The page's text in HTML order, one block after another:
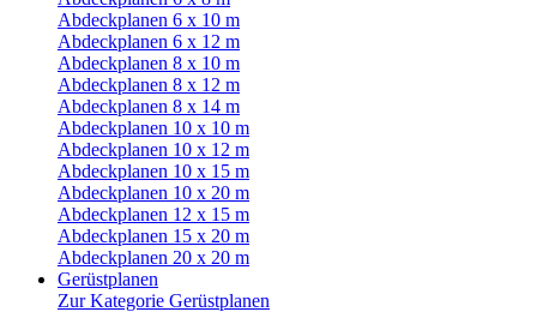
Abdeckplanen 6 x 10 m
Abdeckplanen 6 x 12 m
Abdeckplanen 8 x 10 m
Abdeckplanen 8 x 12 m
Abdeckplanen 8 x 14 m
Abdeckplanen 10 x 10 m
Abdeckplanen 10 x 12 m
Abdeckplanen 10 x 15 m
Abdeckplanen 10 x 20 m
Abdeckplanen 12 x 15 m
Abdeckplanen 15 x 20 m
Abdeckplanen 20 x 20 m
Gerüstplanen
Zur Kategorie Gerüstplanen